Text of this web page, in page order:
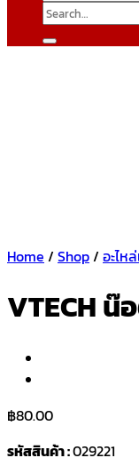
Search
for:
Home / Shop/ อะไห
VTECH น๊
฿80.00
รหัสสินค้า :029221